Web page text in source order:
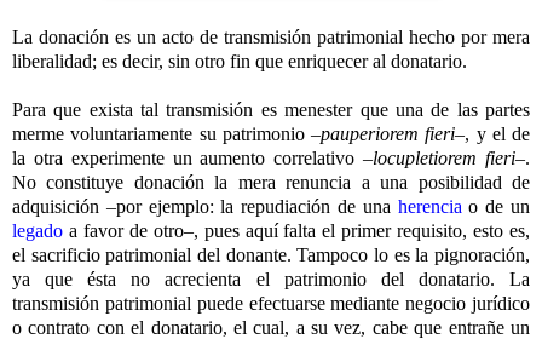
La donación es un acto de transmisión patrimonial hecho por mera
liberalidad; es decir, sin otro fin que enriquecer al donatario.
Para que exista tal transmisión es menester que una de las partes
merme voluntariamente su patrimonio –pauperiorem fieri–, y el de
la otra experimente un aumento correlativo –locupletiorem fieri–.
No constituye donación la mera renuncia a una posibilidad de
adquisición –por ejemplo: la repudiación de una herencia o de un
legado a favor de otro–, pues aquí falta el primer requisito, esto es,
el sacrificio patrimonial del donante. Tampoco lo es la pignoración,
ya que ésta no acrecienta el patrimonio del donatario. La
transmisión patrimonial puede efectuarse mediante negocio jurídico
o contrato con el donatario, el cual, a su vez, cabe que entrañe un